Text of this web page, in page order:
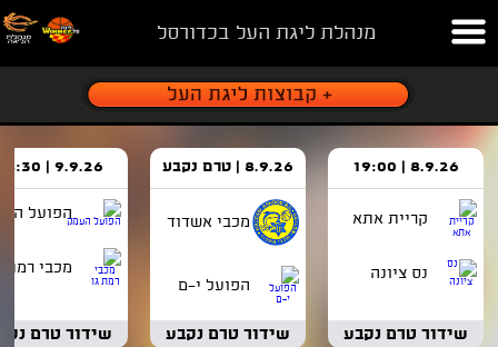
מנהלת ליגת העל בכדורסל
8.9.26 | 19:00
קריית אתא
נס ציונה
שידור טרם נקבע
8.9.26 | טרם נקבע
מכבי אשדוד
הפועל י-ם
שידור טרם נקבע
9.9.26 | 18:30
הפועל
מכבי רמת
שידור טרם